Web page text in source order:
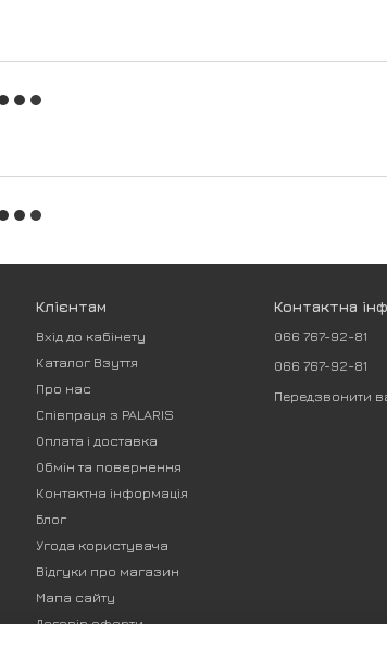
Клієнтам
Вхід до кабінету
Каталог Взуття
Про нас
Співпраця з PALARIS
Оплата і доставка
Обмін та повернення
Контактна інформація
Блог
Угода користувача
Відгуки про магазин
Мапа сайту
Договір оферти
Контактна
066 767-92-81
066 767-92-81
Передзвонити